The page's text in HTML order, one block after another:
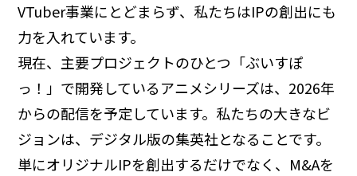
VTuber事業にとどまらず、私たちはIPの創出にも
力を入れています。
現在、主要プロジェクトのひとつ「ぶいすぽ
っ！」で開発しているアニメシリーズは、2026年
からの配信を予定しています。私たちの大きなビ
ジョンは、デジタル版の集英社となることです。
単にオリジナルIPを創出するだけでなく、M&Aを